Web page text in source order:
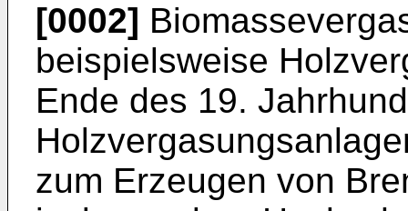
[0002]
beispielsweise
Ende des 19.
zum Erzeugen von